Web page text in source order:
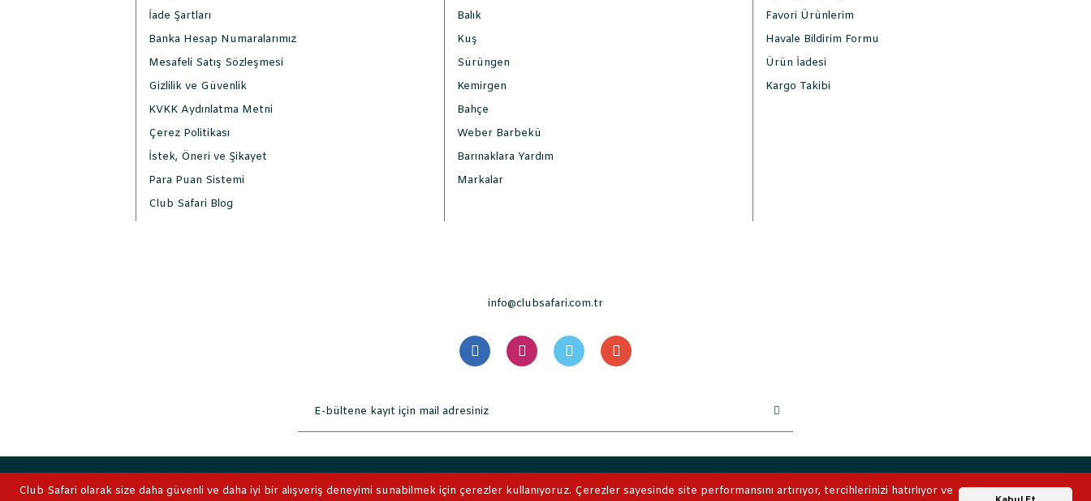
Club Safari olarak size daha güvenli ve daha iyi bir alışveriş deneyimi sunabilmek için çerezler kullanıyoruz. Çerezler sayesinde site performansını artırıyor, tercihlerinizi hatırlıyor ve
İade Şartları
Banka Hesap Numaralarımız
Mesafeli Satış Sözleşmesi
Gizlilik ve Güvenlik
KVKK Aydınlatma Metni
Çerez Politikası
İstek, Öneri ve Şikayet
Para Puan Sistemi
Club Safari Blog
Balık
Kuş
Sürüngen
Kemirgen
Bahçe
Weber Barbekü
Barınaklara Yardım
Markalar
Favori Ürünlerim
Havale Bildirim Formu
Ürün İadesi
Kargo Takibi
info@clubsafari.com.tr